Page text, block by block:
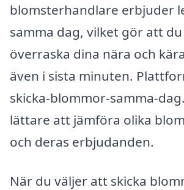
blomsterhandlare erbjuder
samma dag, vilket gör att
överraska dina nära och
även i sista minuten.
skicka-blommor-samma-
lättare att jämföra olika
och deras erbjudanden.
När du väljer att skicka